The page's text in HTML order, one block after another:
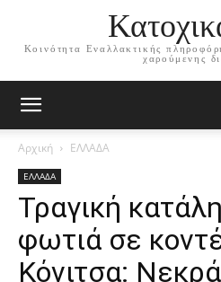
Κοινότητα Εναλλακτικής
χαρούμενης
Αρχική ΕΛΛΑΔΑ
ΕΛΛΑΔΑ
Τραγική
φωτιά σε
Κόνιτσα: